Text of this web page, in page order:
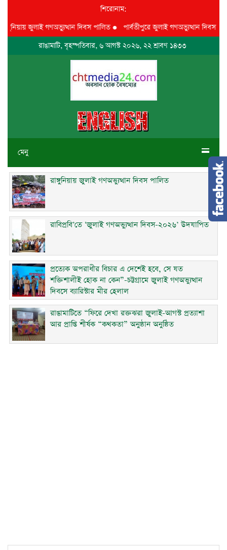
শিরোনাম:
জুলাই গণঅভ্যুত্থান দিবস পালিত●পার্বতীপুরে জুলাই গণঅভ্যুত্থান দিবস পালন
রাঙামাটি, বৃহস্পতিবার, ৬ আগস্ট ২০২৬, ২২ শ্রাবণ ১৪৩৩
মেনু
রাঙ্গুনিয়ায় জুলাই গণঅভ্যুত্থান দিবস পালিত
রাবিপ্রবি’তে ‘জুলাই গণঅভ্যুত্থান দিবস-২০২৬’ উদযাপিত
প্রত্যেক অপরাধীর বিচার এ দেশেই হবে, সে যত
শক্তিশালীই হোক না কেন”-চট্টগ্রামে জুলাই গণঅভ্যুত্থান
দিবসে ব্যারিস্টার মীর হেলাল
রাঙামাটিতে “ফিরে দেখা রক্তঝরা জুলাই-আগস্ট প্রত্যাশা
আর প্রাপ্তি শীর্ষক “কথকতা” অনুষ্ঠান অনুষ্ঠিত